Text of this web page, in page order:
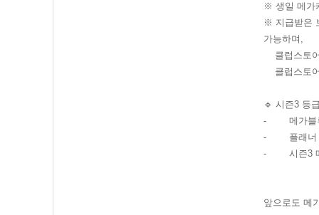
※ 생일 메가
※ 지급받은
가능하며,
클럽스토어
클럽스토
🔹 시즌3 등
- 메가블루
- 플래너 발
- 시즌3 메
앞으로도 메